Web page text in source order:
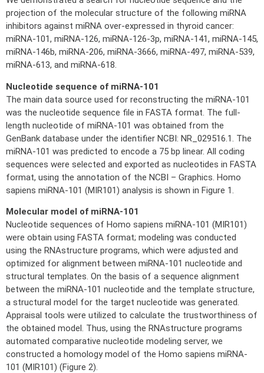
projection of the molecular structure of the following miRNA
inhibitors against miRNA over-expressed in thyroid cancer:
miRNA-101, miRNA-126, miRNA-126-3p, miRNA-141, miRNA-145,
miRNA-146b, miRNA-206, miRNA-3666, miRNA-497, miRNA-539,
miRNA-613, and miRNA-618.
Nucleotide sequence of miRNA-101
The main data source used for reconstructing the miRNA-101
was the nucleotide sequence file in FASTA format. The full-
length nucleotide of miRNA-101 was obtained from the
GenBank database under the identifier NCBI: NR_029516.1. The
miRNA-101 was predicted to encode a 75 bp linear. All coding
sequences were selected and exported as nucleotides in FASTA
format, using the annotation of the NCBI – Graphics. Homo
sapiens miRNA-101 (MIR101) analysis is shown in Figure 1.
Molecular model of miRNA-101
Nucleotide sequences of Homo sapiens miRNA-101 (MIR101)
were obtain using FASTA format; modeling was conducted
using the RNAstructure programs, which were adjusted and
optimized for alignment between miRNA-101 nucleotide and
structural templates. On the basis of a sequence alignment
between the miRNA-101 nucleotide and the template structure,
a structural model for the target nucleotide was generated.
Appraisal tools were utilized to calculate the trustworthiness of
the obtained model. Thus, using the RNAstructure programs
automated comparative nucleotide modeling server, we
constructed a homology model of the Homo sapiens miRNA-
101 (MIR101) (Figure 2).